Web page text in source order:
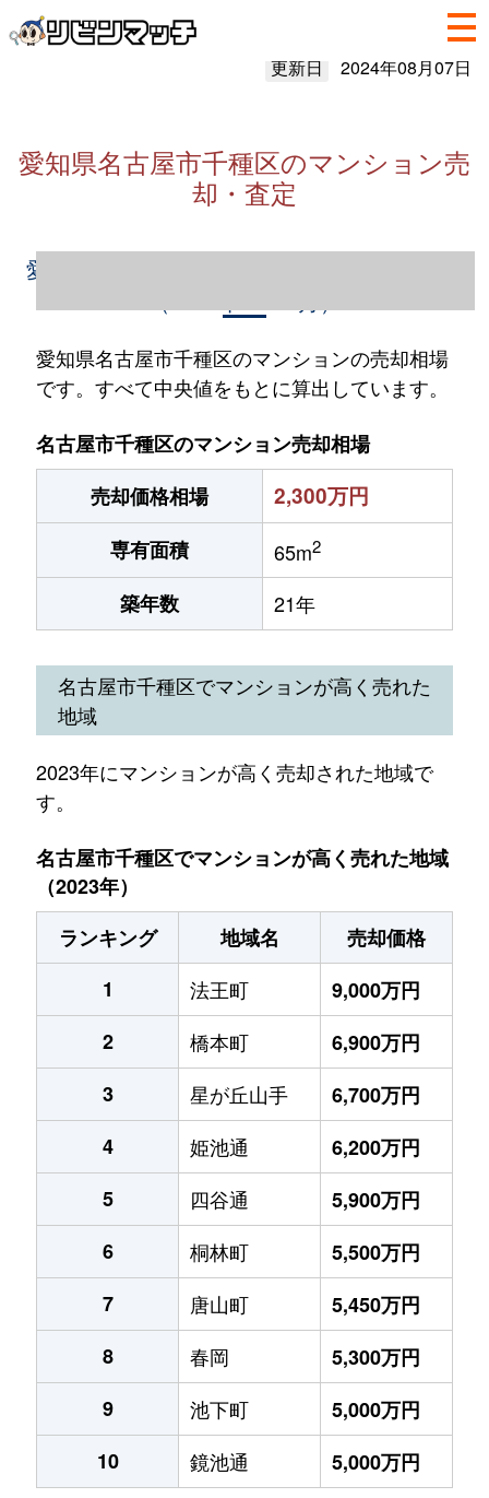
更新日 2024年08月07日
愛知県名古屋市千種区のマンション売
却・査定
愛知県名古屋市千種区のマンション売却情報
愛知県名古屋市千種区のマンションの売却相場
です。すべて中央値をもとに算出しています。
名古屋市千種区のマンション売却相場
売却価格相場
2,300万円
専有面積 65m2
築年数 21年
名古屋市千種区でマンションが高く売れた
地域
2023年にマンションが高く売却された地域で
す。
名古屋市千種区でマンションが高く売れた地域
（2023年）
ランキング
地域名
売却価格
1
法王町
9,000万円
2
橋本町
6,900万円
3
星が丘山手
6,700万円
4
姫池通
6,200万円
5
四谷通
5,900万円
6
桐林町
5,500万円
7
唐山町
5,450万円
8
春岡
5,300万円
9
池下町
5,000万円
10
鏡池通 5,000万円